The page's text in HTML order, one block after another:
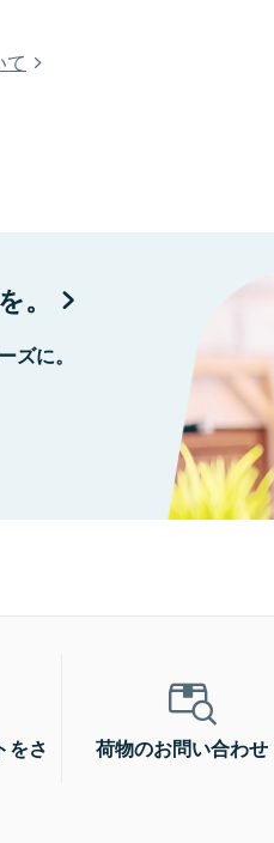
て
。
ズに。
をさ
荷物のお問い合わせ